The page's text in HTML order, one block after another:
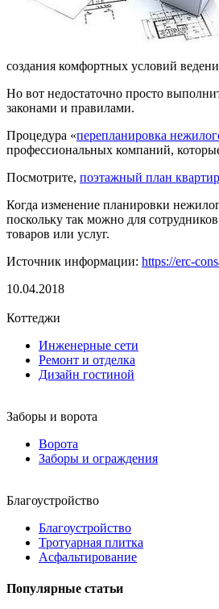
создания комфортных условий
Но вот недостаточно просто
законами и правилами.
Процедура «перепланировка
профессиональных компаний,
Посмотрите, поэтажный план
Когда изменение планировки
поскольку так можно для
товаров или услуг.
Источник информации: https://erc-
10.04.2018
Коттеджи
Инженерные сети
Ремонт и отделка
Дизайн гостиной
Заборы и ворота
Ворота
Заборы и ограждения
Благоустройство
Благоустройство
Тротуарная плитка
Асфальтирование
Популярные статьи